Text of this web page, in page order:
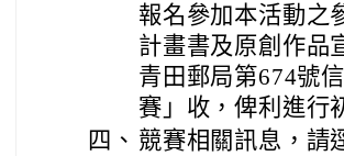
報名參加本活動之
計畫書及原創作品
青田郵局第674號
賽」收，俾利進行
四、 競賽相關訊息，請